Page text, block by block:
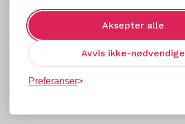
Aksepter alle
Avvis ikke-nødvendige
Preferanser